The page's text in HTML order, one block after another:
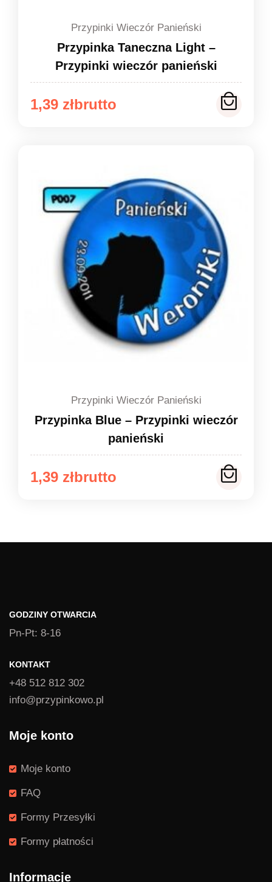
Przypinki Wieczór Panieński
Przypinka Taneczna Light –
Przypinki wieczór panieński
1,39 zł
Zakres
do
1,49 zł
Przypinki Wieczór Panieński
Przypinka Blue – Przypinki wieczór
panieński
1,39 zł
Zakres
1,39 zł
GODZINY OTWARCIA
Pn-Pt: 8-16
KONTAKT
+48 512 812 302
info@przypinkowo.pl
Moje konto
Moje konto
FAQ
Formy Przesyłki
Formy płatności
Informacje